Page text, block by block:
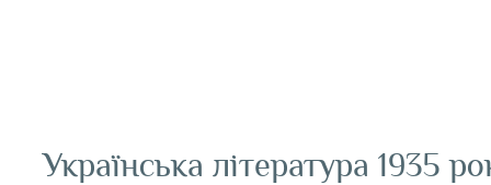
Українська література 1935